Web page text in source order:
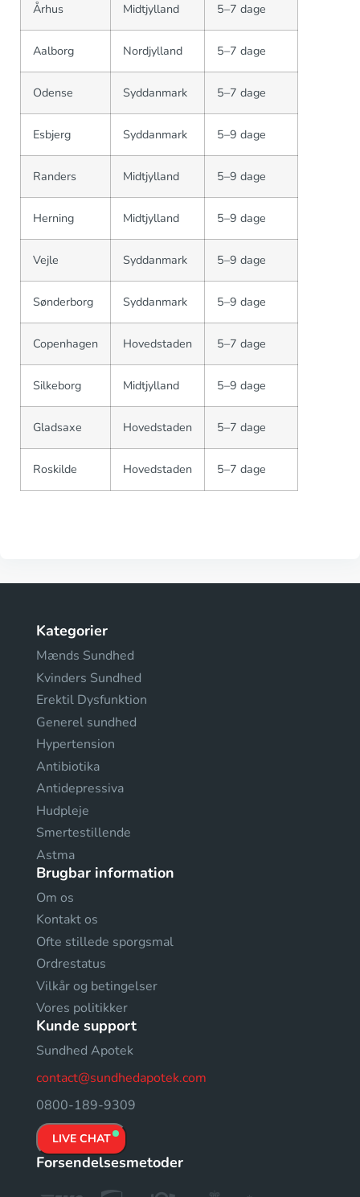
Århus Midtjylland 5–7 dage
Aalborg Nordjylland 5–7 dage
Odense Syddanmark 5–7 dage
Esbjerg Syddanmark 5–9 dage
Randers Midtjylland 5–9 dage
Herning Midtjylland 5–9 dage
Vejle Syddanmark 5–9 dage
Sønderborg Syddanmark 5–9 dage
Copenhagen Hovedstaden 5–7 dage
Silkeborg Midtjylland 5–9 dage
Gladsaxe Hovedstaden 5–7 dage
Roskilde Hovedstaden 5–7 dage
Kategorier
Mænds Sundhed
Kvinders Sundhed
Erektil Dysfunktion
Generel sundhed
Hypertension
Antibiotika
Antidepressiva
Hudpleje
Smertestillende
Astma
Brugbar information
Om os
Kontakt os
Ofte stillede sporgsmal
Ordrestatus
Vilkår og betingelser
Vores politikker
Kunde support
Sundhed Apotek
contact@sundhedapotek.com
0800-189-9309
LIVE CHAT
Forsendelsesmetoder